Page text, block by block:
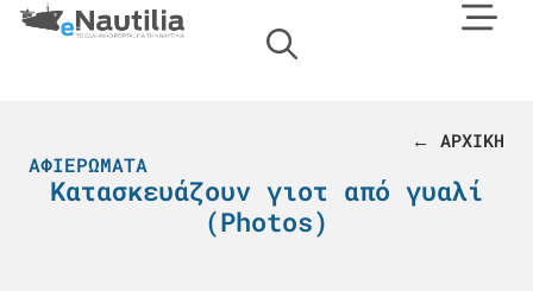
← ΑΡΧΙΚΗ
ΑΦΙΕΡΏΜΑΤΑ
Κατασκευάζουν γιοτ από γυαλί
(Photos)